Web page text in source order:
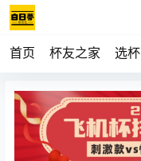
首页 杯友之家 选杯